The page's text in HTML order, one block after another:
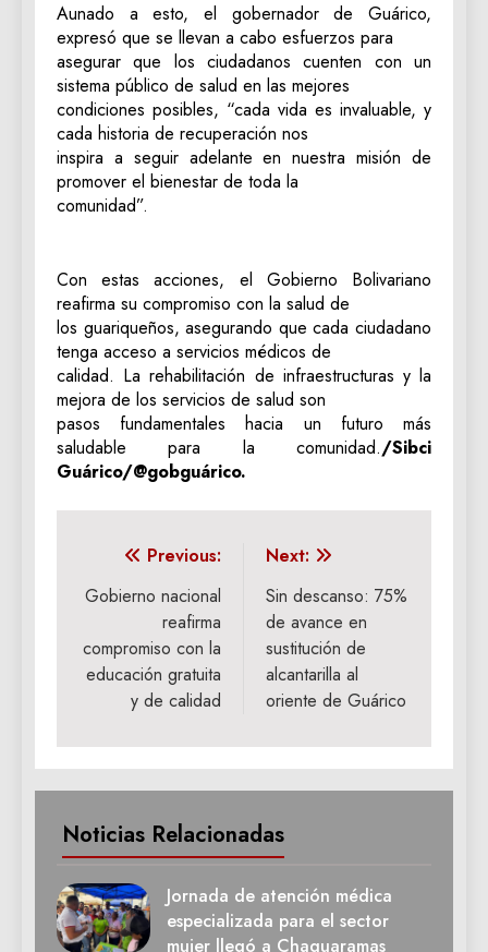
Aunado a esto, el gobernador de Guárico,
expresó que se llevan a cabo esfuerzos para
asegurar que los ciudadanos cuenten con un
sistema público de salud en las mejores
condiciones posibles, “cada vida es invaluable, y
cada historia de recuperación nos
inspira a seguir adelante en nuestra misión de
promover el bienestar de toda la
comunidad”.
Con estas acciones, el Gobierno Bolivariano
reafirma su compromiso con la salud de
los guariqueños, asegurando que cada ciudadano
tenga acceso a servicios médicos de
calidad. La rehabilitación de infraestructuras y la
mejora de los servicios de salud son
pasos fundamentales hacia un futuro más
saludable para la comunidad./Sibci
Guárico/@gobguárico.
Navegación
de
entradas
Previous:
Gobierno nacional
reafirma
compromiso con la
educación gratuita
y de calidad
Next:
Sin descanso: 75%
de avance en
sustitución de
alcantarilla al
oriente de Guárico
Noticias Relacionadas
Jornada de atención médica
especializada para el sector
mujer llegó a Chaguaramas